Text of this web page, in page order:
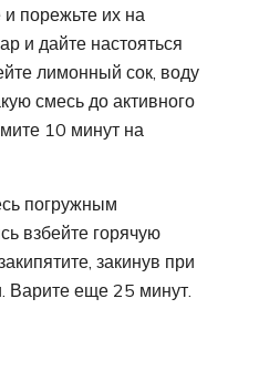
порежьте их на
и дайте настояться
лимонный сок, воду
смесь до активного
10 минут на
погружным
взбейте горячую
закинув при
Варите еще 25 минут.